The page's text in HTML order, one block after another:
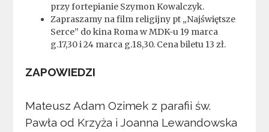
przy fortepianie Szymon Kowalczyk.
Zapraszamy na film religijny pt „Najświętsze
Serce” do kina Roma w MDK-u 19 marca
g.17,30 i 24 marca g.18,30. Cena biletu 13 zł.
ZAPOWIEDZI
Mateusz Adam Ozimek z parafii św.
Pawła od Krzyża i Joanna Lewandowska